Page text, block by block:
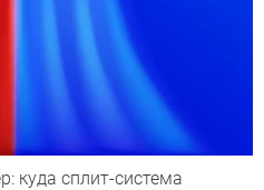
куда сплит-система